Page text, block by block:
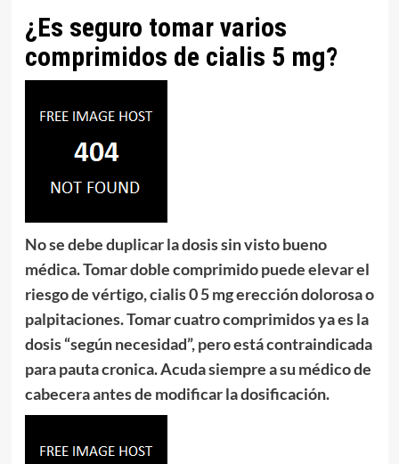
¿Es seguro tomar varios
comprimidos de cialis 5 mg?
No se debe duplicar la dosis sin visto bueno
médica.Tomardoble comprimidopuede elevar el
riesgo de vértigo, cialis 0 5 mg erección dolorosa o
palpitaciones. Tomarcuatro comprimidosya es la
dosis “según necesidad”, peroestá contraindicada
para pauta cronica. Acuda siempre a su médico de
cabecera antes de modificar la dosificación.